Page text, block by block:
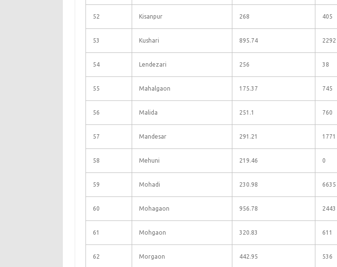
52 Kisanpur 268 405
53 Kushari 895.74 2292
54 Lendezari 256 38
55 Mahalgaon 175.37 745
56 Malida 251.1 760
57 Mandesar 291.21 1771
58 Mehuni 219.46 0
59 Mohadi 230.98 6635
60 Mohagaon 956.78 2443
61 Mohgaon 320.83 611
62 Morgaon 442.95 536